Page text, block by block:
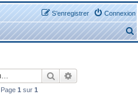
Connexion
S’enregistrer
e
Rechercher
1 sur 1